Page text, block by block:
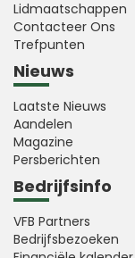
Lidmaatschappen
Contacteer Ons
Trefpunten
Nieuws
Laatste Nieuws
Aandelen
Magazine
Persberichten
Bedrijfsinfo
VFB Partners
Bedrijfsbezoeken